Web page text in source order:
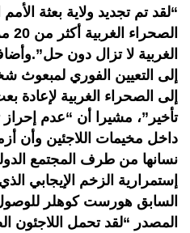
“لقد تم تجديد ولاية بعثة
الغربية لا تزال دون
إلى التعيين الفوري لمبعوث
إلى الصحراء الغربية لإعادة
تأخير”، مشيرا أن “عدم إحراز
داخل مخيمات اللاجئين وأن
نسانها من طرف المجتمع
إستمرارية الزخم الإيجابي
السابق هورست كوهلر
المصدر “لقد تحمل اللاجئون